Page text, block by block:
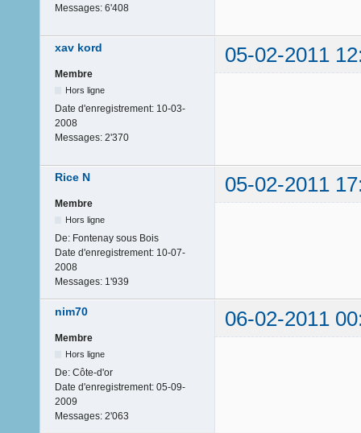
Messages: 6'408
xav kord 05-02-2011
Membre
Hors ligne
Date d'enregistrement: 10-03-
2008
Messages: 2'370
Rice N 05-02-2011
Membre
Hors ligne
De: Fontenay sous Bois
Date d'enregistrement: 10-07-
2008
Messages: 1'939
nim70 06-02-2011
Membre
Hors ligne
De: Côte-d'or
Date d'enregistrement: 05-09-
2009
Messages: 2'063